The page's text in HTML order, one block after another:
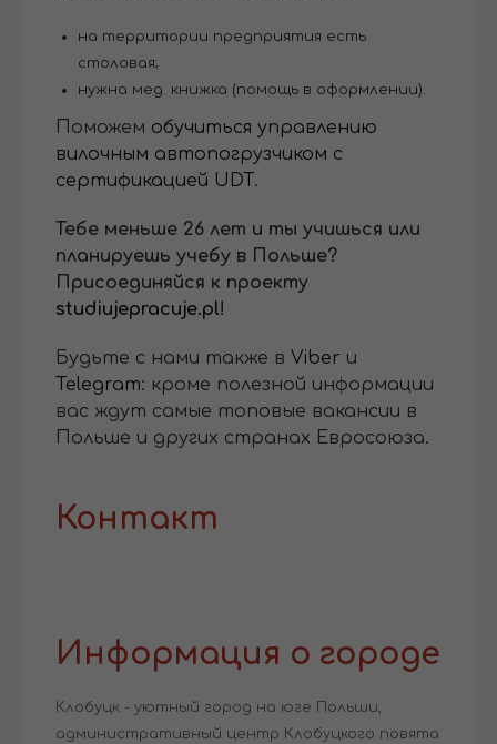
на территории предприятия есть
столовая;
нужна мед. книжка (помощь в оформлении).
Поможем обучиться управлению
вилочным автопогрузчиком с
сертификацией UDT .
Тебе меньше 26 лет и ты учишься или
планируешь учебу в Польше?
Присоединяйся к проекту
studiujepracuje.pl!
Будьте с нами также в Viber и
Telegram: кроме полезной информации
вас ждут самые топовые вакансии в
Польше и других странах Евросоюза.
Контакт
Информация о городе
Клобуцк - уютный город на юге Польши,
административный центр Клобуцкого повята